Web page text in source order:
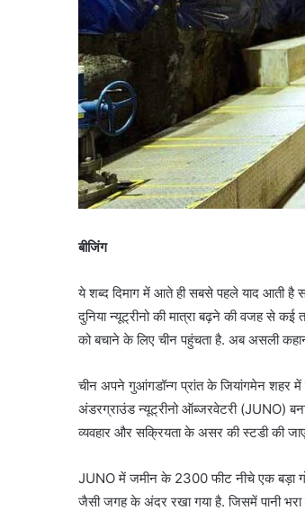
बीजिंग
ये शब्द दिमाग में आते ही सबसे पहले याद आती है
दुनिया न्यूट्रीनो की मात्रा बढ़ने की वजह से
को बचाने के लिए चीन पहुंचता है. अब असली
चीन अपने गुआंगडॉन्ग प्रांत के जियांगमेन शहर
अंडरग्राउंड न्यूट्रीनो ऑब्जरवेटरी (JUNO)
व्यवहार और सक्रियता के असर की स्टडी की
JUNO में जमीन के 2300 फीट नीचे एक बड़ा
जैसी जगह के अंदर रखा गया है. जिसमें पानी